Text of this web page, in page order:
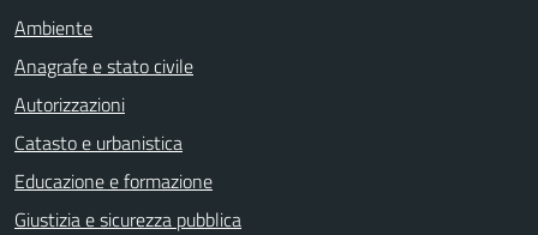
Ambiente
Anagrafe e stato civile
Autorizzazioni
Catasto e urbanistica
Educazione e formazione
Giustizia e sicurezza pubblica